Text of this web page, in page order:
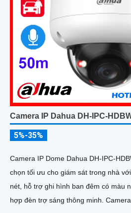
Camera IP Dahua DH-IPC-
5%-35%
Camera IP Dome Dahua DH-IPC-
chọn tối ưu cho giám sát trong nhà
nét, hỗ trợ ghi hình ban đêm có màu
hợp đèn trợ sáng thông minh. Camera tích hợp micro ghi âm,